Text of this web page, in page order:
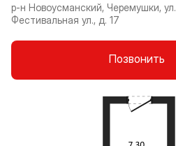
р-н Новоусманский, Черемушки, ул.
Фестивальная ул., д. 17
Позвонить